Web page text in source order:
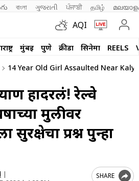
বাংলা ગુજરાતી ਪੰਜਾਬੀ தமிழ்
AQI
मुंबई पुणे क्रीडा सिनेमा REELS
14 Year Old Girl Assaulted Near
हादरलं! रेल्वे
मुलीवर
सुरक्षेचा प्रश्न पुन्हा
|
SHARE